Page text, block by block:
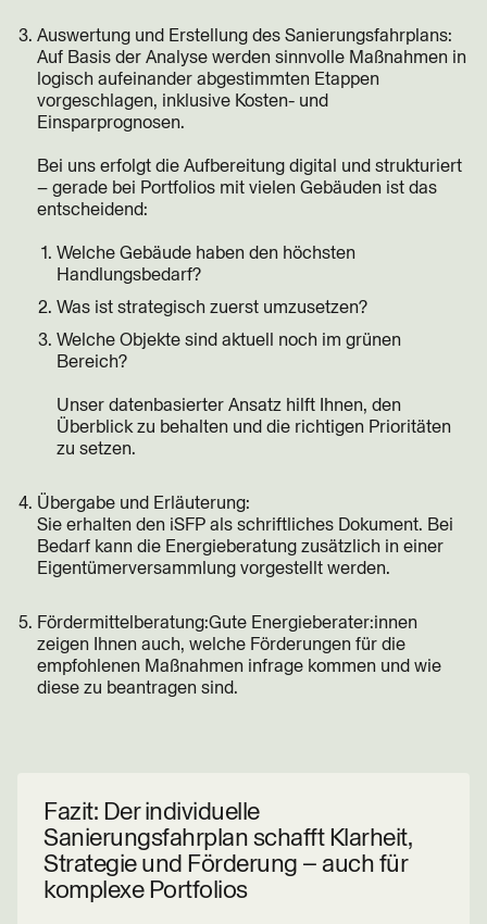
Auswertung und Erstellung des Sanierungsfahrplans:
Auf Basis der Analyse werden sinnvolle Maßnahmen in
logisch aufeinander abgestimmten Etappen
vorgeschlagen, inklusive Kosten- und
Einsparprognosen.
Bei uns erfolgt die Aufbereitung digital und strukturiert
– gerade bei Portfolios mit vielen Gebäuden ist das
entscheidend:
Welche Gebäude haben den höchsten
Handlungsbedarf?
Was ist strategisch zuerst umzusetzen?
Welche Objekte sind aktuell noch im grünen
Bereich?
Unser datenbasierter Ansatz hilft Ihnen, den
Überblick zu behalten und die richtigen Prioritäten
zu setzen.
Übergabe und Erläuterung:
Sie erhalten den iSFP als schriftliches Dokument. Bei
Bedarf kann die Energieberatung zusätzlich in einer
Eigentümerversammlung vorgestellt werden.
Fördermittelberatung:Gute Energieberater:innen
zeigen Ihnen auch, welche Förderungen für die
empfohlenen Maßnahmen infrage kommen und wie
diese zu beantragen sind.
Fazit: Der individuelle
Sanierungsfahrplan schafft Klarheit,
Strategie und Förderung – auch für
komplexe Portfolios